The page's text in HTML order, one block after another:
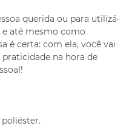
querida ou para utilizá-
e até mesmo como
é certa: com ela, você vai
na hora de